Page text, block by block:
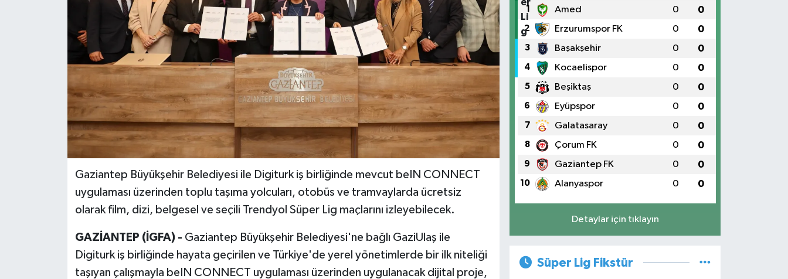
Gaziantep Büyükşehir Belediyesi ile Digiturk iş birliğinde mevcut beIN CONNECT
uygulaması üzerinden toplu taşıma yolcuları, otobüs ve tramvaylarda ücretsiz
olarak film, dizi, belgesel ve seçili Trendyol Süper Lig maçlarını izleyebilecek.
GAZİANTEP (İGFA) - Gaziantep Büyükşehir Belediyesi'ne bağlı GaziUlaş ile
Digiturk iş birliğinde hayata geçirilen ve Türkiye'de yerel yönetimlerde bir ilk niteliği
taşıyan çalışmayla beIN CONNECT uygulaması üzerinden uygulanacak dijital proje,
1 Amed 0 0
2 Erzurumspor FK 0 0
3 Başakşehir 0 0
4 Kocaelispor 0 0
5 Beşiktaş 0 0
6 Eyüpspor 0 0
7 Galatasaray 0 0
8 Çorum FK 0 0
9 Gaziantep FK 0 0
10 Alanyaspor 0 0
Detaylar için tıklayın
Süper Lig Fikstür